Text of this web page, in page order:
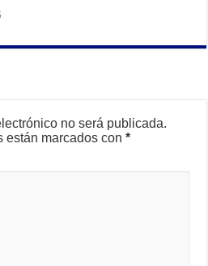
no será publicada.
están marcados con*